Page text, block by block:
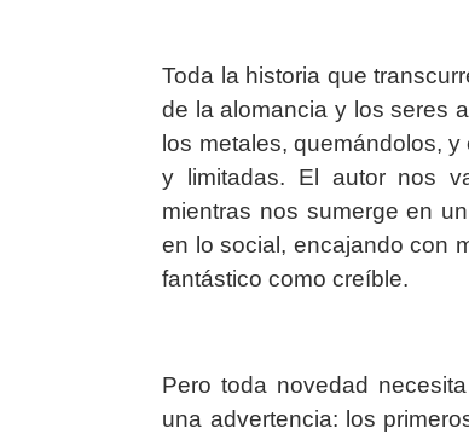
Toda la historia que
de la alomancia y los seres
los metales, quemándolos,
y limitadas. El autor nos
mientras nos sumerge en
en lo social, encajando con
fantástico como creíble.
Pero toda novedad
una advertencia: los